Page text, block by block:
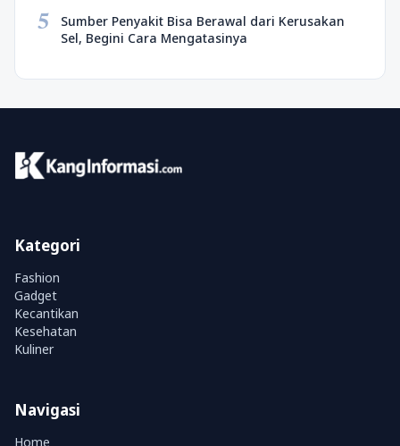
5
Sumber Penyakit Bisa Berawal dari Kerusakan
Sel, Begini Cara Mengatasinya
Kategori
Fashion
Gadget
Kecantikan
Kesehatan
Kuliner
Navigasi
Home